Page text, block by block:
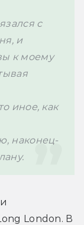
с
и
к моему
иное, как
наконец-
London. В